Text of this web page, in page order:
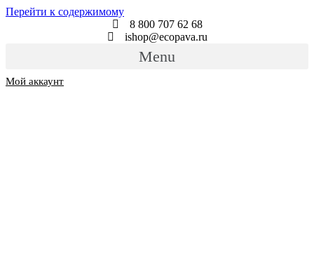
Перейти к содержимому
8 800 707 62 68
ishop@ecopava.ru
Menu
Мой аккаунт